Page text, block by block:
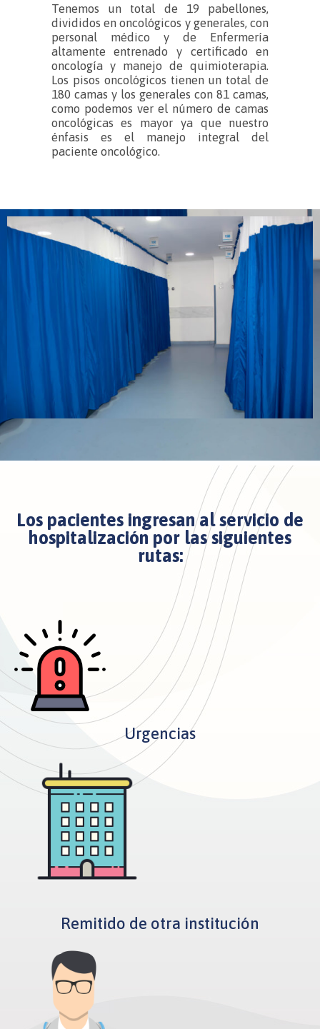
Tenemos un total de 19 pabellones,
divididos en oncológicos y generales, con
personal médico y de Enfermería
altamente entrenado y certificado en
oncología y manejo de quimioterapia.
Los pisos oncológicos tienen un total de
180 camas y los generales con 81 camas,
como podemos ver el número de camas
oncológicas es mayor ya que nuestro
énfasis es el manejo integral del
paciente oncológico.
Los pacientes ingresan al servicio de
hospitalización por las siguientes
rutas:
Urgencias
Remitido de otra institución